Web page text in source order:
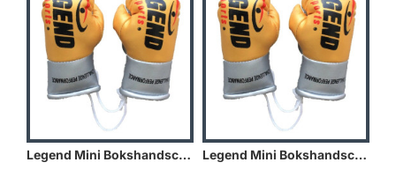
Legend Mini Bokshandschoenen - Goud/Geel Legend Mini Bokshandschoenen - Holland